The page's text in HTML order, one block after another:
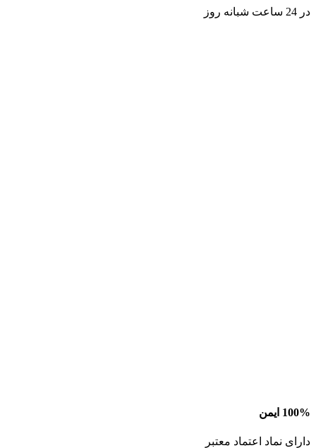
در 24 ساعت شبانه روز
100% ایمن
دارای نماد اعتماد معتبر